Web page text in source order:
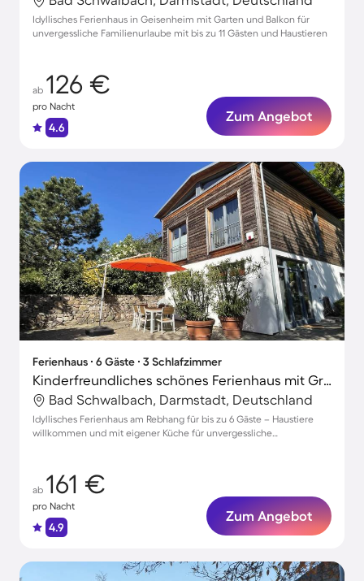
Idyllisches Ferienhaus in Geisenheim mit Garten und Balkon für
unvergessliche Familienurlaube mit bis zu 11 Gästen und Haustieren
ab 126 €
pro Nacht
4.6
Zum Angebot
Ferienhaus ∙ 6 Gäste ∙ 3 Schlafzimmer
Kinderfreundliches schönes Ferienhaus mit Grill | Haustiere sind willkommen
Bad Schwalbach, Darmstadt, Deutschland
Idyllisches Ferienhaus am Rebhang für bis zu 6 Gäste – Haustiere
willkommen und mit eigener Küche für unvergessliche
ab 161 €
pro Nacht
4.9
Zum Angebot